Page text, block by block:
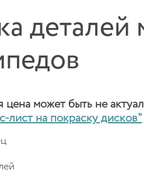
деталей
цена может быть не
лист на покраску дисков"